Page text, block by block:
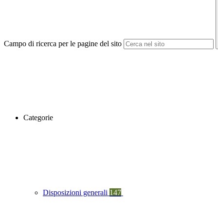
Campo di ricerca per le pagine del sito
Categorie
Disposizioni generali 147